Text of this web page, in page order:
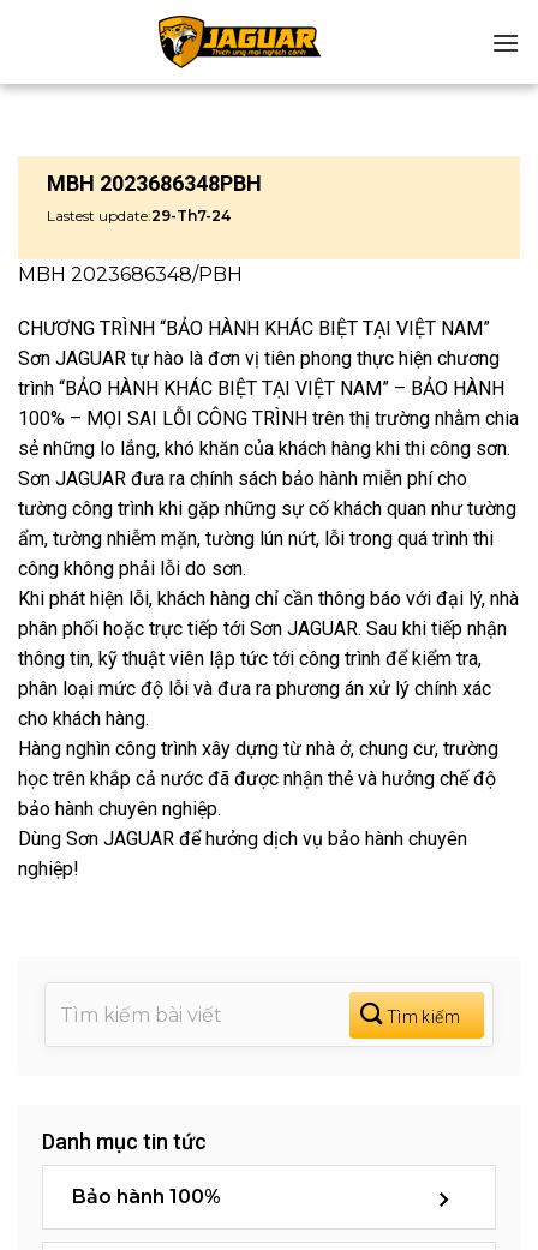
MBH 2023686348PBH
Lastest update:29-Th7-24
MBH 2023686348/PBH
CHƯƠNG TRÌNH “BẢO HÀNH KHÁC BIỆT TẠI VIỆT NAM”
Sơn JAGUAR tự hào là đơn vị tiên phong thực hiện chương
trình “BẢO HÀNH KHÁC BIỆT TẠI VIỆT NAM” – BẢO HÀNH
100% – MỌI SAI LỖI CÔNG TRÌNH trên thị trường nhằm chia
sẻ những lo lắng, khó khăn của khách hàng khi thi công sơn.
Sơn JAGUAR đưa ra chính sách bảo hành miễn phí cho
tường công trình khi gặp những sự cố khách quan như tường
ẩm, tường nhiễm mặn, tường lún nứt, lỗi trong quá trình thi
công không phải lỗi do sơn.
Khi phát hiện lỗi, khách hàng chỉ cần thông báo với đại lý, nhà
phân phối hoặc trực tiếp tới Sơn JAGUAR. Sau khi tiếp nhận
thông tin, kỹ thuật viên lập tức tới công trình để kiểm tra,
phân loại mức độ lỗi và đưa ra phương án xử lý chính xác
cho khách hàng.
Hàng nghìn công trình xây dựng từ nhà ở, chung cư, trường
học trên khắp cả nước đã được nhận thẻ và hưởng chế độ
bảo hành chuyên nghiệp.
Dùng Sơn JAGUAR để hưởng dịch vụ bảo hành chuyên
nghiệp!
Danh mục tin tức
Bảo hành 100%